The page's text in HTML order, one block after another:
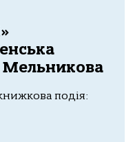
Мельникова
подія: